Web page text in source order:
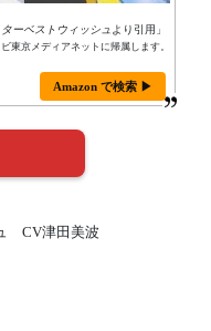
ーベストウィッシュ より引用」
東京メディアネットに帰属します。
Amazon で検索 ▶
CV津田美波